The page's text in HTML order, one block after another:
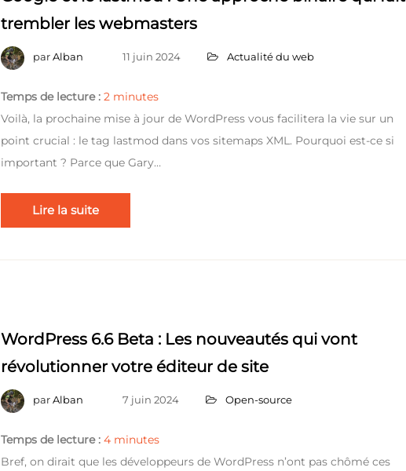
trembler les webmasters
parAlban 11 juin 2024 Actualité du web
Temps de lecture : 2 minutes
Voilà, la prochaine mise à jour de WordPress vous facilitera la vie sur un
point crucial : le tag lastmod dans vos sitemaps XML. Pourquoi est-ce si
important ? Parce que Gary…
Lire la suite
WordPress 6.6 Beta : Les nouveautés qui vont
révolutionner votre éditeur de site
parAlban 7 juin 2024 Open-source
Temps de lecture : 4 minutes
Bref, on dirait que les développeurs de WordPress n’ont pas chômé ces